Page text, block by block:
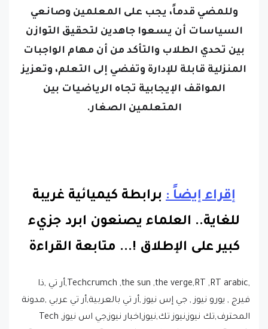
وللمضي قدماً، يجب على المعلمين وصانعي
السياسات أن يسعوا جاهدين لتحقيق التوازن
بين تحدي الطلاب والتأكد من أن مهام الواجبات
المنزلية قابلة للإدارة وتفضي إلى التعلم، وتعزيز
المواقف الإيجابية تجاه الرياضيات بين
المتعلمين الصغار.
إقراء إيضاً : برابطة كيميائية غريبة
للغاية.. العلماء يصنعون ابرد جزيء
كبير على الإطلاق !... متابعة القراءة
,Techcrumch ,the sun ,the verge,RT ,RT arabic,أر تي ,ذا
فيرج , يورو نيوز , جي إس نيوز ,أر تي بالعربية,أر تي عربي ,مدونة
المحترف,تك نيوز,نيوز تك,نيوز,اخبار نيوز,جي اس نيوز, Tech